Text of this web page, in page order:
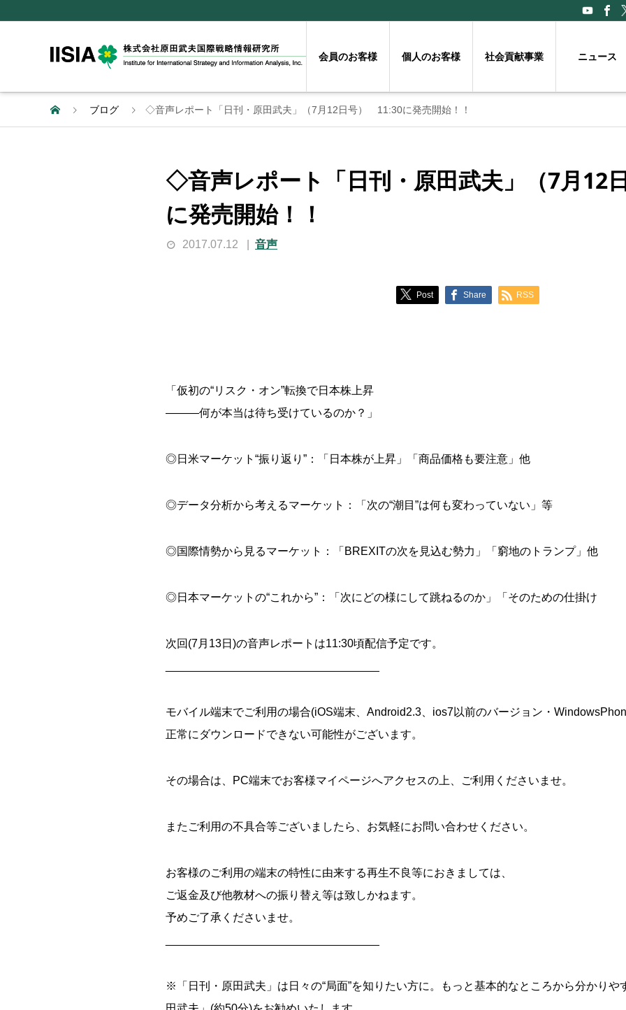
会員のお客様 個人のお客様 社会貢献事業 ニュース
ブログ ◇音声レポート「日刊・原田武夫」（7月12日号） 11:30に発売開始！！
◇音声レポート「日刊・原田武夫」（7月
に発売開始！！
2017.07.12 音声
Post Share RSS
「仮初の“リスク・オン”転換で日本株上昇
―――何が本当は待ち受けているのか？」
◎日米マーケット“振り返り”：「日本株が上昇」「商品価格も要注意」他
◎データ分析から考えるマーケット：「次の“潮目”は何も変わっていない」等
◎国際情勢から見るマーケット：「BREXITの次を見込む勢力」「窮地のトランプ」他
◎日本マーケットの“これから”：「次にどの様にして跳ねるのか」「そのための仕掛け
次回(7月13日)の音声レポートは11:30頃配信予定です。
モバイル端末でご利用の場合(iOS端末、Android2.3、ios7以前のバージョン・
正常にダウンロードできない可能性がございます。
その場合は、PC端末でお客様マイページへアクセスの上、ご利用くださいませ。
またご利用の不具合等ございましたら、お気軽にお問い合わせください。
お客様のご利用の端末の特性に由来する再生不良等におきましては、
ご返金及び他教材への振り替え等は致しかねます。
予めご了承くださいませ。
※「日刊・原田武夫」は日々の“局面”を知りたい方に。もっと基本的なところから分かりや